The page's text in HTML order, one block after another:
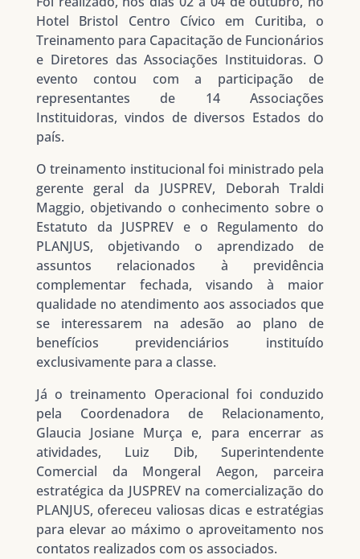
Hotel Bristol Centro Cívico em Curitiba, o
Treinamento para Capacitação de Funcionários
e Diretores das Associações Instituidoras. O
evento contou com a participação de
representantes de 14 Associações
Instituidoras, vindos de diversos Estados do
país.
O treinamento institucional foi ministrado pela
gerente geral da JUSPREV, Deborah Traldi
Maggio, objetivando o conhecimento sobre o
Estatuto da JUSPREV e o Regulamento do
PLANJUS, objetivando o aprendizado de
assuntos relacionados à previdência
complementar fechada, visando à maior
qualidade no atendimento aos associados que
se interessarem na adesão ao plano de
benefícios previdenciários instituído
exclusivamente para a classe.
Já o treinamento Operacional foi conduzido
pela Coordenadora de Relacionamento,
Glaucia Josiane Murça e, para encerrar as
atividades, Luiz Dib, Superintendente
Comercial da Mongeral Aegon, parceira
estratégica da JUSPREV na comercialização do
PLANJUS, ofereceu valiosas dicas e estratégias
para elevar ao máximo o aproveitamento nos
contatos realizados com os associados.